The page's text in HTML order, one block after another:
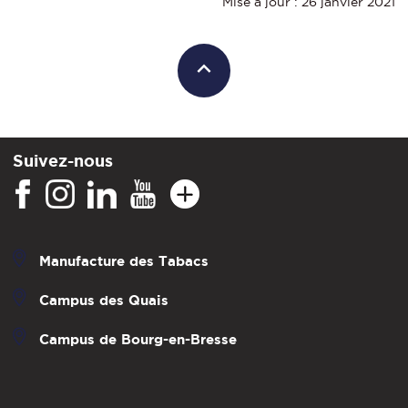
Suivez-nous
Manufacture des Tabacs
Campus des Quais
Campus de Bourg-en-Bresse